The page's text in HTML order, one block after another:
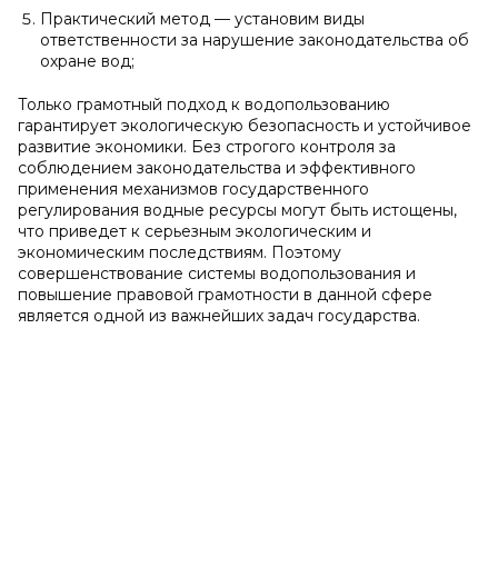
Практический метод — установим виды
ответственности за нарушение законодательства об
охране вод;
Только грамотный подход к водопользованию
гарантирует экологическую безопасность и устойчивое
развитие экономики. Без строгого контроля за
соблюдением законодательства и эффективного
применения механизмов государственного
регулирования водные ресурсы могут быть истощены,
что приведет к серьезным экологическим и
экономическим последствиям. Поэтому
совершенствование системы водопользования и
повышение правовой грамотности в данной сфере
является одной из важнейших задач государства.